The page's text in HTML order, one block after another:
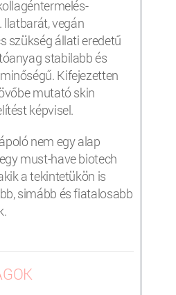
vegán
szükség állati eredetű
stabilabb és
Kifejezetten
mutató skin
képvisel.
nem egy alap
must-have biotech
a tekintetükön is
simább és fiatalosabb